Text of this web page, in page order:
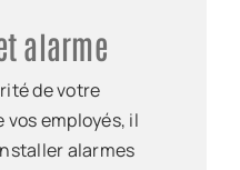
alarme
de votre
employés, il
alarmes